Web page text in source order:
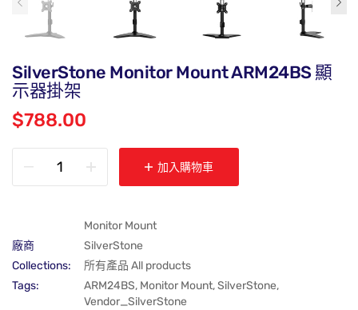
SilverStone Monitor Mount ARM24BS 顯
示器掛架
$788.00
加入購物車
Monitor Mount
廠商
SilverStone
Collections:
所有產品 All products
Tags:
ARM24BS, Monitor Mount,SilverStone,
Vendor_SilverStone